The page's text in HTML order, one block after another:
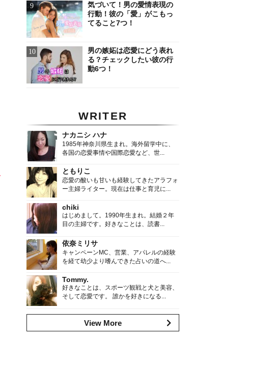
気づいて！男の愛情表現の
行動！彼の「愛」がこもっ
てること7つ！
男の嫉妬は恋愛にどう表れ
る？チェックしたい彼の行
動6つ！
WRITER
ナカニシ ハナ
1985年神奈川県生まれ。海外留学中に、
各国の恋愛事情や国際恋愛など、世...
ともりこ
恋愛の酸いも甘いも経験してきたアラフォ
ー主婦ライター。現在は仕事と育児に...
chiki
はじめまして。1990年生まれ。結婚２年
目の主婦です。好きなことは、読書...
依奈ミリサ
キャンペーンMC、営業、アパレルの経験
を経て幼少より嗜んできた占いの道へ...
Tommy.
好きなことは、スポーツ観戦と犬と美容、
そして恋愛です。 誰かを好きになる...
View More